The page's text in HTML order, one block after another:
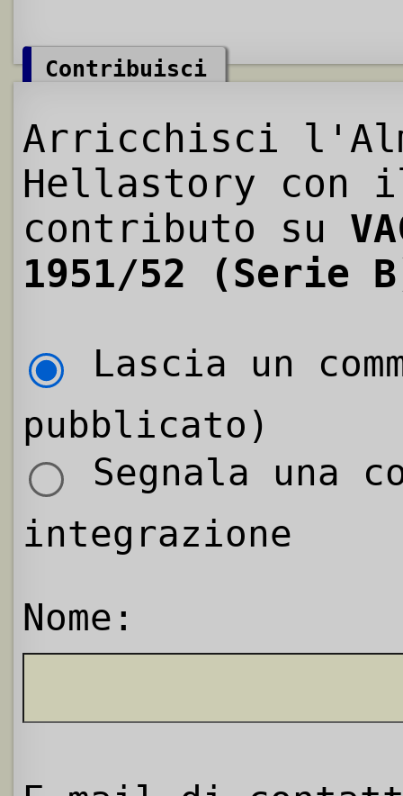
Contribuisci
Arricchisci
Hellastory con
contributo su
1951/52 (Serie
Lascia un
pubblicato)
Segnala una
integrazione
Nome: